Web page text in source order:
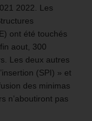
2022. Les
ont été touchés
aout, 300
Les deux autres
(SPI) » et
des minimas
n’aboutiront pas